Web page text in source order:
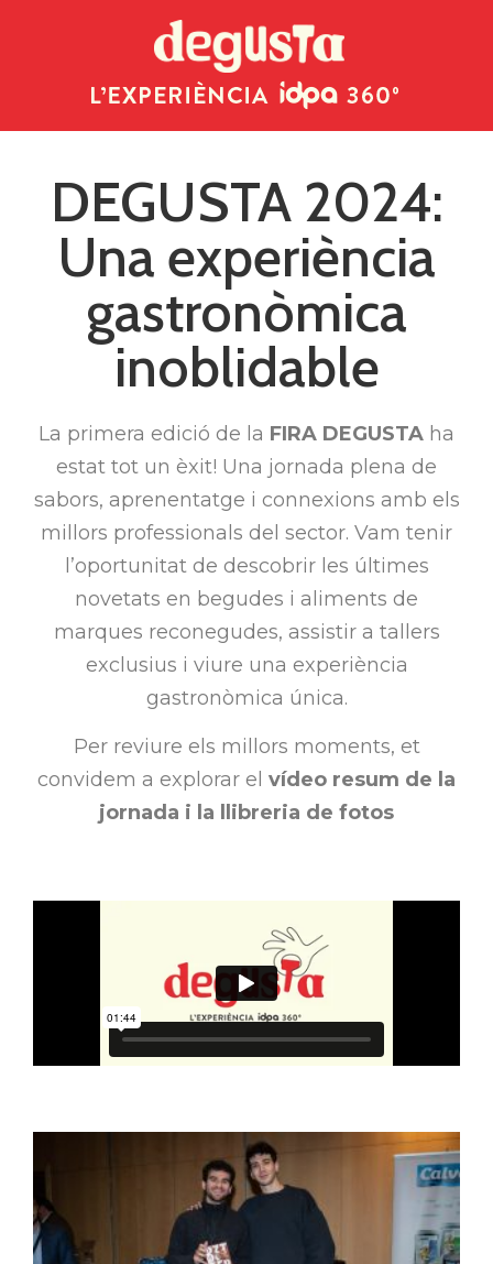
DEGUSTA 2024:
Una experiència
gastronòmica
inoblidable
La primera edició de la FIRA DEGUSTA ha
estat tot un èxit! Una jornada plena de
sabors, aprenentatge i connexions amb els
millors professionals del sector. Vam tenir
l’oportunitat de descobrir les últimes
novetats en begudes i aliments de
marques reconegudes, assistir a tallers
exclusius i viure una experiència
gastronòmica única.
Per reviure els millors moments, et
convidem a explorar el vídeo resum de la
jornada i la llibreria de fotos